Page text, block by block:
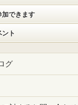
加できます
ト
グ